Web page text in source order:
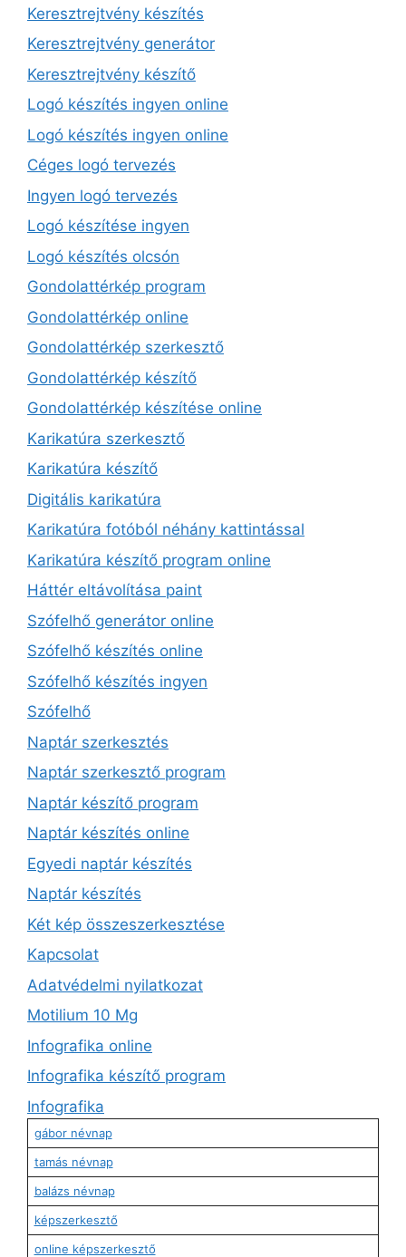
Keresztrejtvény készítés
Keresztrejtvény generátor
Keresztrejtvény készítő
Logó készítés ingyen online
Logó készítés ingyen online
Céges logó tervezés
Ingyen logó tervezés
Logó készítése ingyen
Logó készítés olcsón
Gondolattérkép program
Gondolattérkép online
Gondolattérkép szerkesztő
Gondolattérkép készítő
Gondolattérkép készítése online
Karikatúra szerkesztő
Karikatúra készítő
Digitális karikatúra
Karikatúra fotóból néhány kattintással
Karikatúra készítő program online
Háttér eltávolítása paint
Szófelhő generátor online
Szófelhő készítés online
Szófelhő készítés ingyen
Szófelhő
Naptár szerkesztés
Naptár szerkesztő program
Naptár készítő program
Naptár készítés online
Egyedi naptár készítés
Naptár készítés
Két kép összeszerkesztése
Kapcsolat
Adatvédelmi nyilatkozat
Motilium 10 Mg
Infografika online
Infografika készítő program
Infografika
gábor névnap
tamás névnap
balázs névnap
képszerkesztő
online képszerkesztő